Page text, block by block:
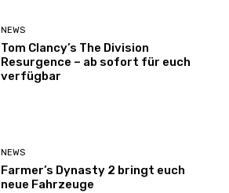
NEWS
Tom Clancy’s The Division
Resurgence – ab sofort für euch
verfügbar
NEWS
Farmer’s Dynasty 2 bringt euch
neue Fahrzeuge